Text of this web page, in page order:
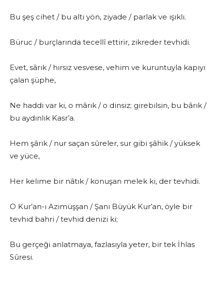
Bu şeş cihet / bu altı yön, ziyade / parlak ve ışıklı.
Büruc / burçlarında tecellî ettirir, zikreder tevhidi.
Evet, sârık / hırsız vesvese, vehim ve kuruntuyla kapıyı
çalan şüphe,
Ne haddi var ki, o mârık / o dinsiz; girebilsin, bu bârık /
bu aydınlık Kasr’a.
Hem şârık / nur saçan sûreler, sur gibi şâhik / yüksek
ve yüce,
Her kelime bir nâtık / konuşan melek ki, der tevhidi.
O Kur’an-ı Azimüşşan / Şanı Büyük Kur’an, öyle bir
tevhid bahri / tevhid denizi ki;
Bu gerçeği anlatmaya, fazlasıyla yeter, bir tek İhlas
Sûresi.